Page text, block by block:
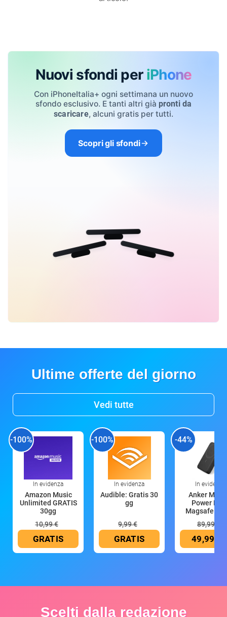
Nuovi sfondi per iPhone
Con iPhoneItalia+ ogni settimana un nuovo
sfondo esclusivo. E tanti altri già pronti da
scaricare, alcuni gratis per tutti.
Scopri gli sfondi
Ultime offerte del giorno
Vedi tutte
-100%
In evidenza
Amazon Music
Unlimited GRATIS
30gg
10,99 €
GRATIS
-100%
In evidenza
Audible: Gratis 30
gg
9,99 €
GRATIS
-44%
In evidenza
Anker
Power
Magsafe
89,99 €
49,99 €
Scelti dalla redazione